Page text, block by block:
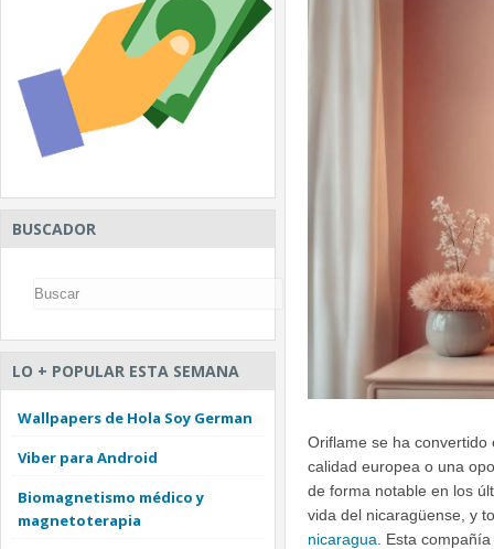
Oriflame se ha
calidad europea o una
de forma notable en los
vida del nicaragüense, y
nicaragua . Esta
BUSCADOR
LO + POPULAR ESTA SEMANA
Wallpapers de Hola Soy German
Viber para Android
Biomagnetismo médico y
magnetoterapia